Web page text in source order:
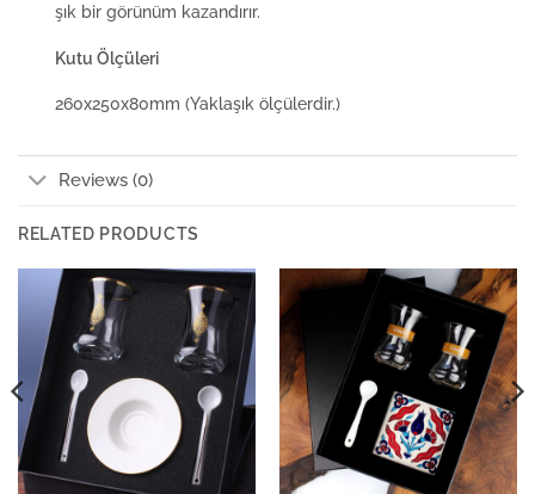
şık bir görünüm kazandırır.
Kutu Ölçüleri
260x250x80mm (Yaklaşık ölçülerdir.)
Reviews (0)
RELATED PRODUCTS